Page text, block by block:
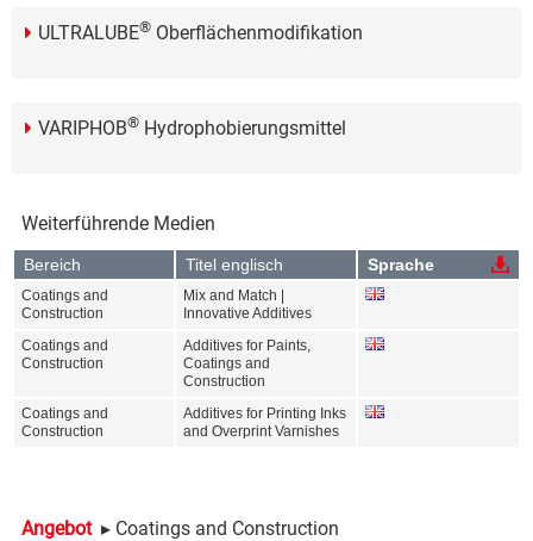
ULTRALUBE® Oberflächenmodifikation
VARIPHOB® Hydrophobierungsmittel
Weiterführende Medien
Bereich Titel englisch Sprache
Coatings and
Construction
Mix and Match |
Innovative Additives
Coatings and
Construction
Additives for Paints,
Coatings and
Construction
Coatings and
Construction
Additives for Printing Inks
and Overprint Varnishes
Angebot ▸ Coatings and Construction